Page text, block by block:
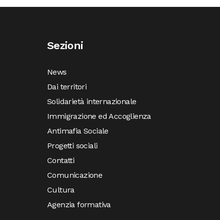
Sezioni
News
Dai territori
Solidarietà internazionale
Immigrazione ed Accoglienza
Antimafia Sociale
Progetti sociali
Contatti
Comunicazione
Cultura
Agenzia formativa